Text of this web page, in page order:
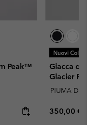
Peak™
Nuovi Colori
Giacca
Glacier
PIUMA
Regular
350,00 €